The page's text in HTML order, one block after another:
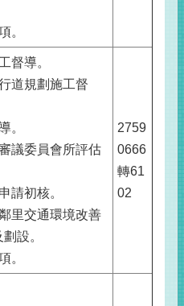
。
督導。
道規劃施工督
。
議委員會所評估
請初核。
里交通環境改善
設。
。
2759
0666
轉61
02